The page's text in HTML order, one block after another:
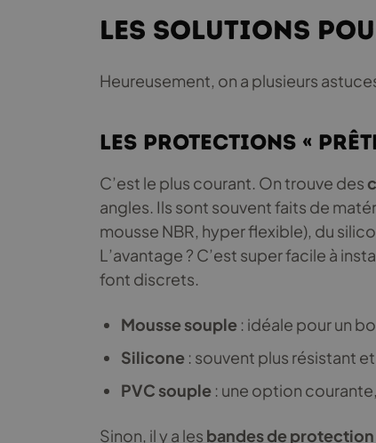
Les solutions
Heureusement, on a plusieurs
Les protections «
C’est le plus courant. On trouve des
angles. Ils sont souvent faits de
mousse NBR, hyper flexible), du
L’avantage ? C’est super facile à
font discrets.
Mousse souple : idéale pour un
Silicone : souvent plus résistant
PVC souple : une option
Sinon, il y a les bandes de protection